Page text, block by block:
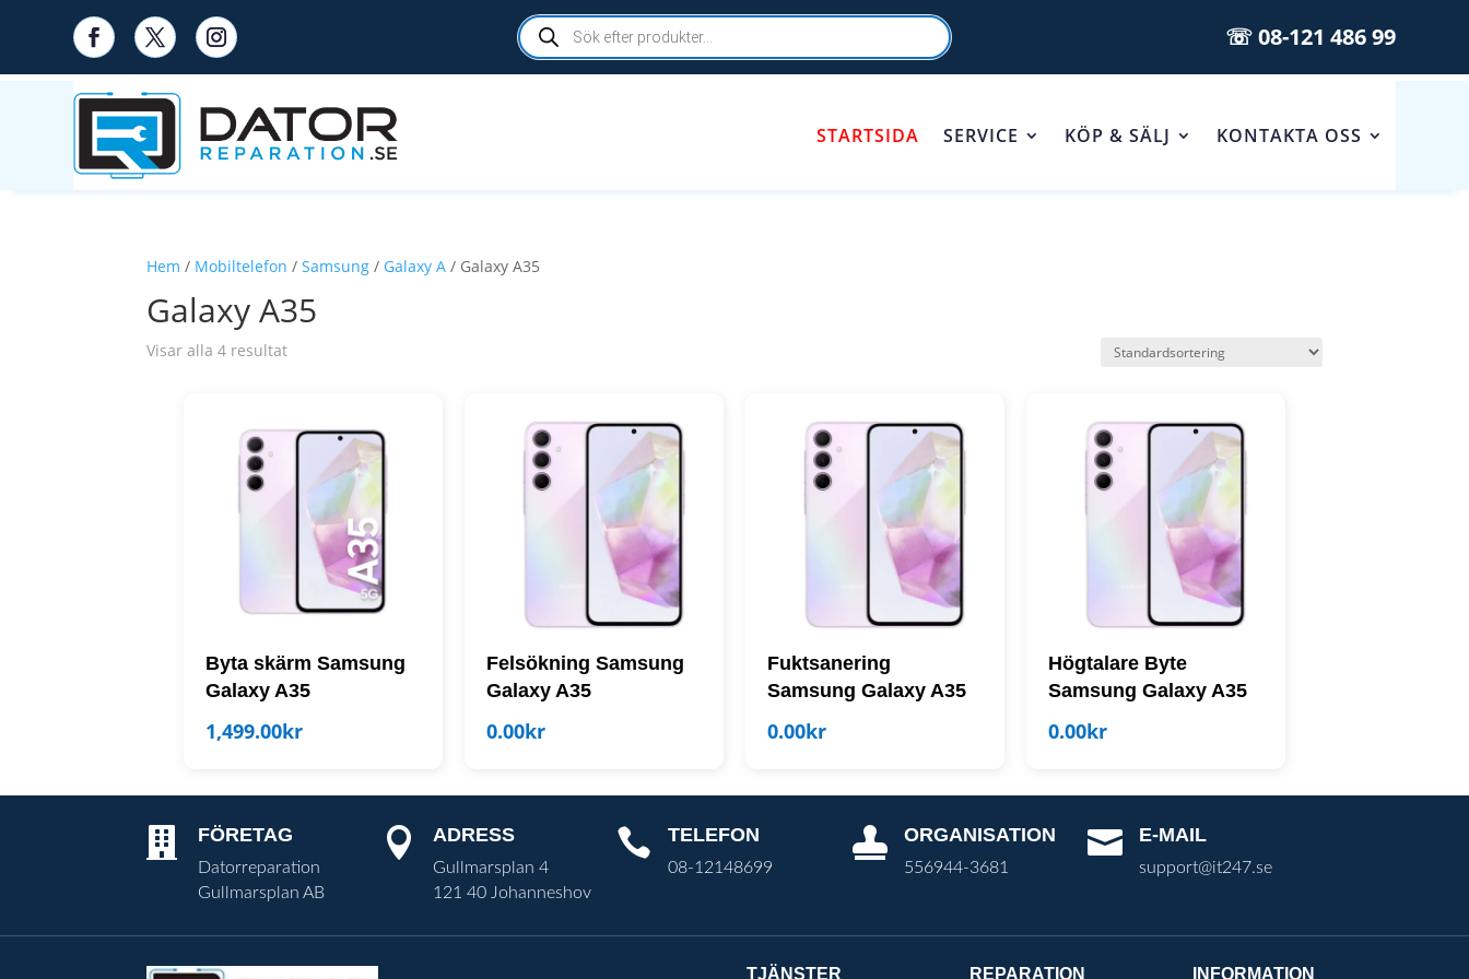
Products
search ☏ 08-121 486 99
STARTSIDA SERVICE KÖP & SÄLJ KONTAKTA OSS
Hem / Mobiltelefon /Samsung / Galaxy A / Galaxy A35
Galaxy A35
Visar alla 4 resultat
Byta skärm Samsung
Galaxy A35
1,499.00kr
Felsökning Samsung
Galaxy A35
0.00kr
Fuktsanering
Samsung Galaxy A35
0.00kr
Högtalare Byte
Samsung Galaxy A35
0.00kr
 FÖRETAG
Datorreparation
Gullmarsplan AB
 ADRESS
Gullmarsplan 4
121 40 Johanneshov
 TELEFON
08-12148699
 ORGANISATION
556944-3681
 E-MAIL
support@it247.se
TJÄNSTER REPARATION INFORMATION